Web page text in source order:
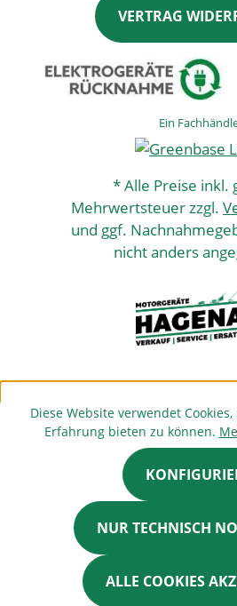
VERTRAG
Ein
* Alle Preise inkl.
Mehrwertsteuer zzgl.
und ggf.
nicht anders
Diese Website verwendet
Erfahrung bieten zu können.
NUR TECHNISCH
ALLE COOKIES